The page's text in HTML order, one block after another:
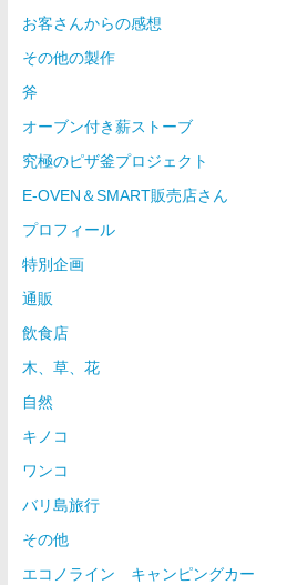
お客さんからの感想
その他の製作
斧
オーブン付き薪ストーブ
究極のピザ釜プロジェクト
E-OVEN＆SMART販売店さん
プロフィール
特別企画
通販
飲食店
木、草、花
自然
キノコ
ワンコ
バリ島旅行
その他
エコノライン キャンピングカー